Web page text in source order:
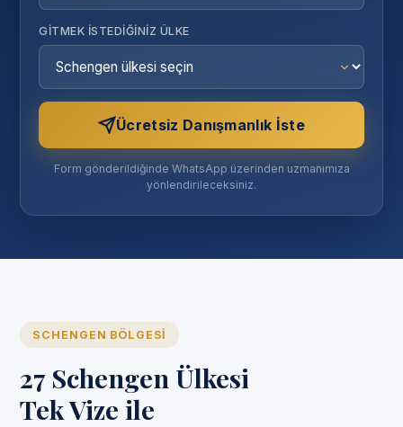
GITMEK İSTEDIĞINIZ ÜLKE
Ücretsiz Danışmanlık İste
Form gönderildiğinde WhatsApp üzerinden uzmanımıza
yönlendirileceksiniz.
SCHENGEN BÖLGESI
27 Schengen Ülkesi
Tek Vize ile